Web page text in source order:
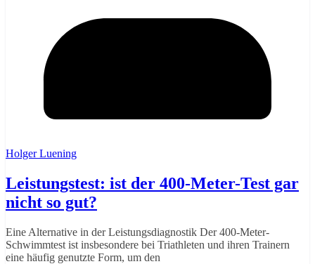
Holger Luening
Leistungstest: ist der 400-Meter-Test gar
nicht so gut?
Eine Alternative in der Leistungsdiagnostik Der 400-Meter-
Schwimmtest ist insbesondere bei Triathleten und ihren Trainern
eine häufig genutzte Form, um den